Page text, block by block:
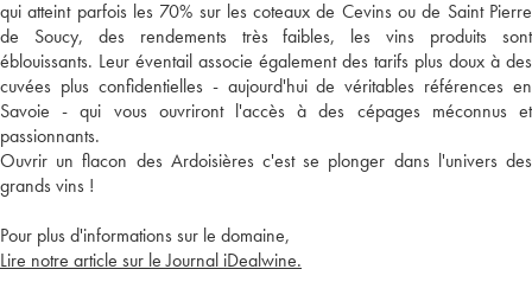
qui atteint parfois les 70% sur les coteaux de Cevins ou de Saint Pierre
de Soucy, des rendements très faibles, les vins produits sont
éblouissants. Leur éventail associe également des tarifs plus doux à des
cuvées plus confidentielles - aujourd'hui de véritables références en
Savoie - qui vous ouvriront l'accès à des cépages méconnus et
passionnants.
Ouvrir un flacon des Ardoisières c'est se plonger dans l'univers des
grands vins !
Pour plus d'informations sur le domaine,
Lire notre article sur le Journal iDealwine.